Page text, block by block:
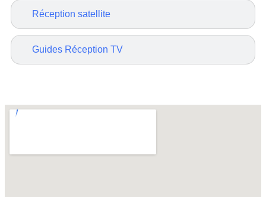
Réception satellite
Guides Réception TV